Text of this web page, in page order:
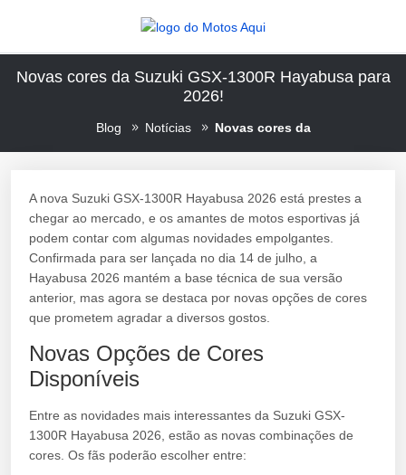
Novas cores da Suzuki GSX-1300R Hayabusa para
2026!
Blog Notícias Novas cores da
A nova Suzuki GSX-1300R Hayabusa 2026 está prestes a
chegar ao mercado, e os amantes de motos esportivas já
podem contar com algumas novidades empolgantes.
Confirmada para ser lançada no dia 14 de julho, a
Hayabusa 2026 mantém a base técnica de sua versão
anterior, mas agora se destaca por novas opções de cores
que prometem agradar a diversos gostos.
Novas Opções de Cores
Disponíveis
Entre as novidades mais interessantes da Suzuki GSX-
1300R Hayabusa 2026, estão as novas combinações de
cores. Os fãs poderão escolher entre: